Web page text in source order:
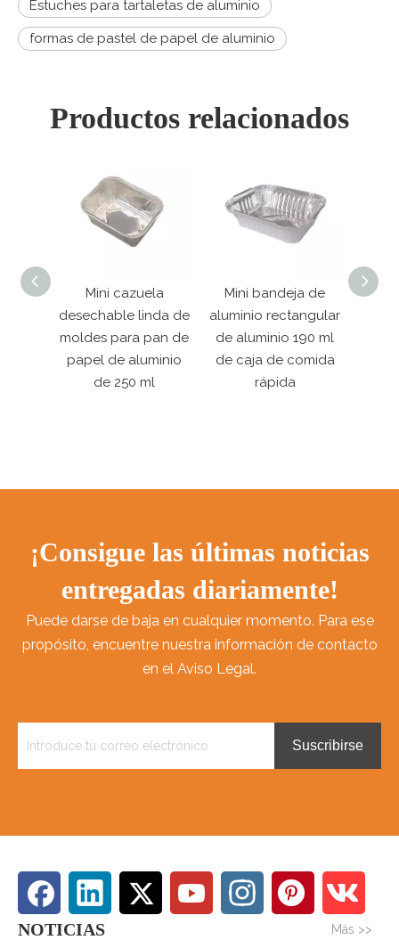
Estuches para tartaletas de aluminio
formas de pastel de papel de aluminio
Productos relacionados
Mini cazuela
desechable linda de
moldes para pan de
papel de aluminio
de 250 ml
Mini bandeja de
aluminio rectangular
de aluminio 190 ml
de caja de comida
rápida
1000 ml
¡Consigue las últimas noticias
entregadas diariamente!
Puede darse de baja en cualquier momento. Para ese
propósito, encuentre nuestra información de contacto
en el Aviso Legal.
Suscribirse
NOTICIAS Más >>